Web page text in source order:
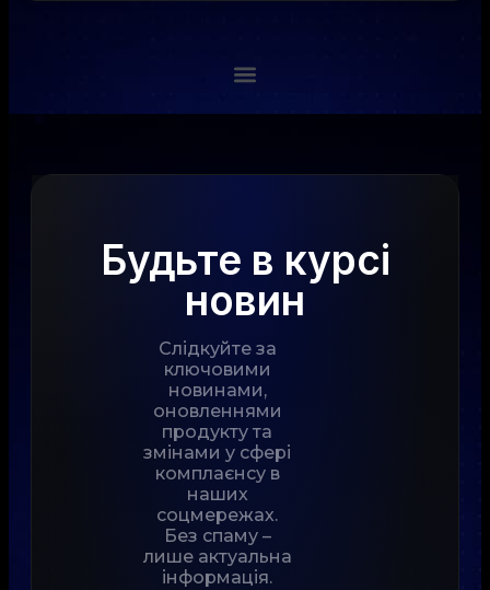
Будьте в курсі
новин
Слідкуйте за
ключовими
новинами,
оновленнями
продукту та
змінами у сфері
комплаєнсу в
наших
соцмережах.
Без спаму –
лише актуальна
інформація.